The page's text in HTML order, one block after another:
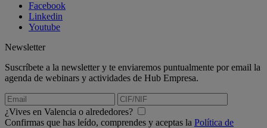
Facebook
Linkedin
Youtube
Newsletter
Suscríbete a la newsletter y te enviaremos puntualmente por email la
agenda de webinars y actividades de Hub Empresa.
¿Vives en Valencia o alrededores?
Confirmas que has leído, comprendes y aceptas la Política de